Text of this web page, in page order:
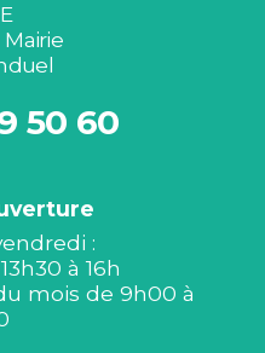
50 60
:
à 16h
mois de 9h00 à